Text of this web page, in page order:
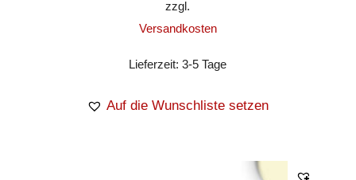
zzgl.
Versandkosten
Lieferzeit:3-5 Tage
Auf die Wunschliste setzen